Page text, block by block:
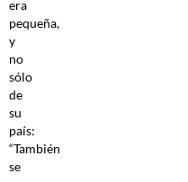
era
pequeña,
y
no
sólo
de
su
país:
“También
se